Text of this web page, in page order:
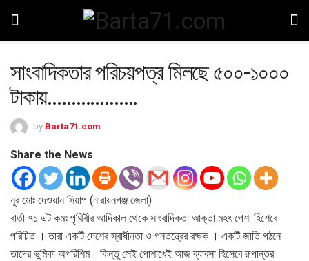
সাংবাদিকতার পরিচয়পত্র মিলছে ৫০০-১০০০
টাকায়……………….
by Barta71.com
Share the News
নূর মোঃ দেওয়ান সিয়াপ (নারায়নগঞ্জ জেলা)
বার্তা ৭১ ডট কমঃ পৃথিবীর আদিকাল থেকে সাংবাদিকতা আক্তা মহৎ পেশা হিশেবে
পরিচিত । তারা একটি দেশের স্বাধীনতা ও গনতন্ত্রের রক্ষক । একটি জাতি গঠনে
তাদের ভুমিকা অপরিশিম। কিন্তু সেই পোশাখেই আজ ব্যাবসা হিসেবে রূপান্তর